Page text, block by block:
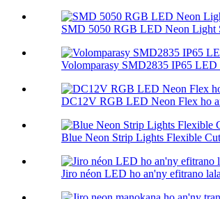
SMD 5050 RGB LED Neon Light
Volomparasy SMD2835 IP65
DC12V RGB LED Neon Flex ho
Blue Neon Strip Lights Flexible
Jiro néon LED ho an'ny efitrano